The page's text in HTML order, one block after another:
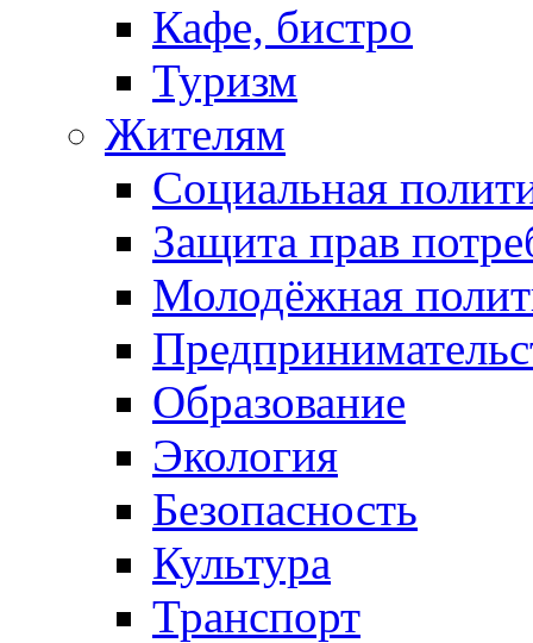
Кафе, бистро
Туризм
Жителям
Социальная
Защита прав
Молодёжная
Образование
Экология
Безопасность
Культура
Транспорт